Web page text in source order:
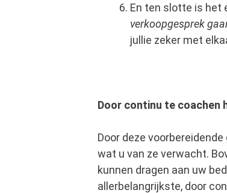
En ten slotte is het
verkoopgesprek
jullie zeker met
Door continu te coachen
Door deze
wat u van ze verwacht.
kunnen dragen aan uw
allerbelangrijkste, door